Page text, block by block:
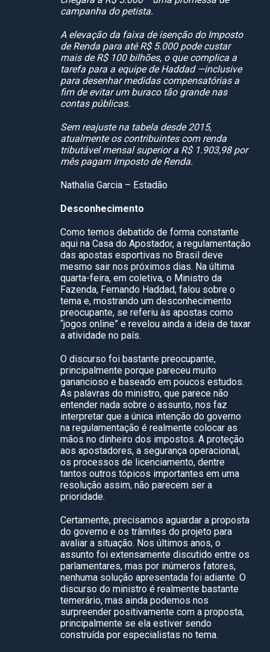
campanha do petista.
A elevação da faixa de isenção do Imposto
de Renda para até R$ 5.000 pode custar
mais de R$ 100 bilhões, o que complica a
tarefa para a equipe de Haddad —inclusive
para desenhar medidas compensatórias a
fim de evitar um buraco tão grande nas
contas públicas.
Sem reajuste na tabela desde 2015,
atualmente os contribuintes com renda
tributável mensal superior a R$ 1.903,98 por
mês pagam Imposto de Renda.
Nathalia Garcia – Estadão
Desconhecimento
Como temos debatido de forma constante
aqui na Casa do Apostador, a regulamentação
das apostas esportivas no Brasil deve
mesmo sair nos próximos dias. Na última
quarta-feira, em coletiva, o Ministro da
Fazenda, Fernando Haddad, falou sobre o
tema e, mostrando um desconhecimento
preocupante, se referiu às apostas como
“jogos online” e revelou ainda a ideia de taxar
a atividade no país.
O discurso foi bastante preocupante,
principalmente porque pareceu muito
ganancioso e baseado em poucos estudos.
As palavras do ministro, que parece não
entender nada sobre o assunto, nos faz
interpretar que a única intenção do governo
na regulamentação é realmente colocar as
mãos no dinheiro dos impostos. A proteção
aos apostadores, a segurança operacional,
os processos de licenciamento, dentre
tantos outros tópicos importantes em uma
resolução assim, não parecem ser a
prioridade.
Certamente, precisamos aguardar a proposta
do governo e os trâmites do projeto para
avaliar a situação. Nos últimos anos, o
assunto foi extensamente discutido entre os
parlamentares, mas por inúmeros fatores,
nenhuma solução apresentada foi adiante. O
discurso do ministro é realmente bastante
temerário, mas ainda podemos nos
surpreender positivamente com a proposta,
principalmente se ela estiver sendo
construída por especialistas no tema.